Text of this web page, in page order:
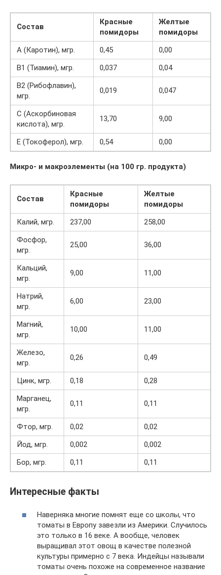
Состав
Красные
помидоры
Желтые
помидоры
А (Каротин), мгр.
0,45
0,00
В1 (Тиамин), мгр.
0,037
0,04
B2 (Рибофлавин),
мгр.
0,019 0,047
С (Аскорбиновая
кислота), мгр.
13,70 9,00
Е (Токоферол), мгр. 0,54 0,00
Микро- и макроэлементы (на 100 гр. продукта)
Состав
Красные
помидоры
Желтые
помидоры
Калий, мгр.
237,00
258,00
Фосфор,
мгр.
25,00 36,00
Кальций,
мгр.
9,00 11,00
Натрий,
мгр.
6,00 23,00
Магний,
мгр.
10,00 11,00
Железо,
мгр.
0,26 0,49
Цинк, мгр. 0,18
0,28
Марганец,
мгр.
0,11 0,11
Фтор, мгр. 0,02
0,02
Йод, мгр.
0,002
0,002
Бор, мгр.
0,11 0,11
Интересные факты
Наверняка многие помнят еще со школы, что
томаты в Европу завезли из Америки. Случилось
это только в 16 веке. А вообще, человек
выращивал этот овощ в качестве полезной
культуры примерно с 7 века. Индейцы называли
томаты очень похоже на современное название